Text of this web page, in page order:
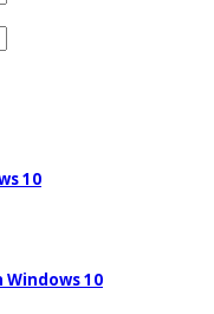
10
Windows 10